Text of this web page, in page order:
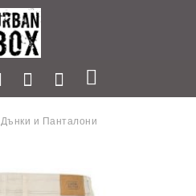
Дънки и Панталони